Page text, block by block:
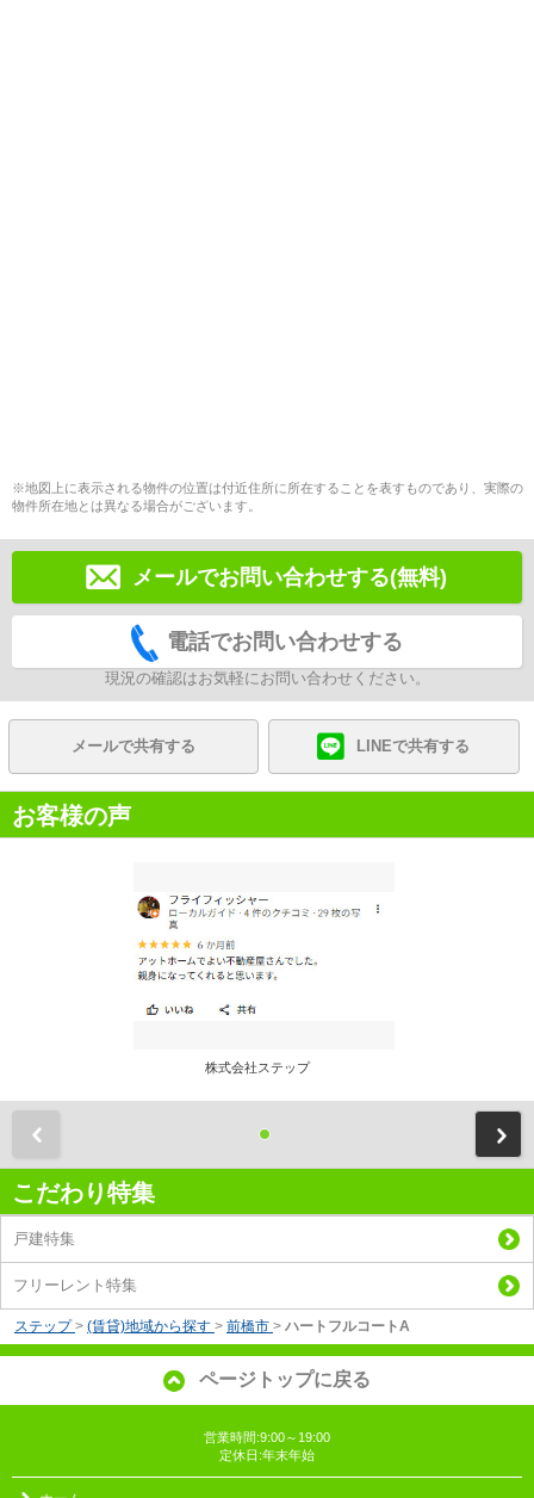
※地図上に表示される物件の位置は付近住所に所在することを表すものであり、実際の
物件所在地とは異なる場合がございます。
メールでお問い合わせする(無料)
電話でお問い合わせする
現況の確認はお気軽にお問い合わせください。
メールで共有する LINEで共有する
お客様の声
株式会社ステップ
こだわり特集
戸建特集
フリーレント特集
ステップ > (賃貸)地域から探す > 前橋市 > ハートフルコートA
ページトップに戻る
営業時間:9:00～19:00
定休日:年末年始